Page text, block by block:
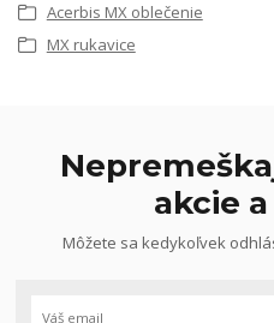
Acerbis MX oblečenie
MX rukavice
akcie
Môžete sa kedykoľvek